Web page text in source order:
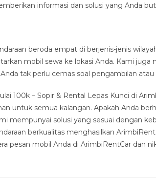
informasi dan solusi yang Anda
beroda empat di berjenis-jenis
mobil sewa ke lokasi Anda. Kami
tak perlu cemas soal pengambilan
100k – Sopir & Rental Lepas Kunci di
untuk semua kalangan. Apakah Anda
mempunyai solusi yang sesuai dengan
berkualitas menghasilkan
pesan mobil Anda di ArimbiRentCar dan